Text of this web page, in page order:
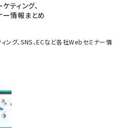
ティング、
ー情報まとめ
ング、SNS、ECなど各社Webセミナー情